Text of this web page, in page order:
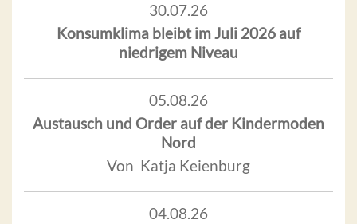
30.07.26
Konsumklima bleibt im Juli 2026 auf
niedrigem Niveau
05.08.26
Austausch und Order auf der Kindermoden
Nord
Von Katja Keienburg
04.08.26